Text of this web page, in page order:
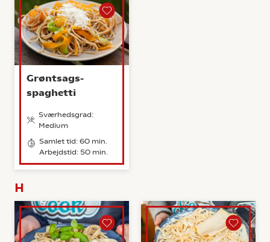
Grøntsags-
spaghetti
Sværhedsgrad:
Medium
Samlet tid: 60 min.
Arbejdstid: 50 min.
H